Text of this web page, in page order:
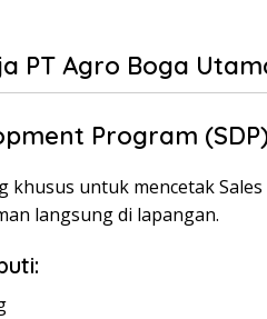
PT Agro Boga
Program
khusus untuk mencetak
langsung di lapangan.